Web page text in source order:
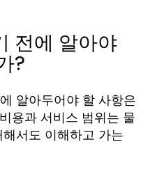
전에 알아야
?
알아두어야 할 사항은
용과 서비스 범위는 물
서도 이해하고 가는